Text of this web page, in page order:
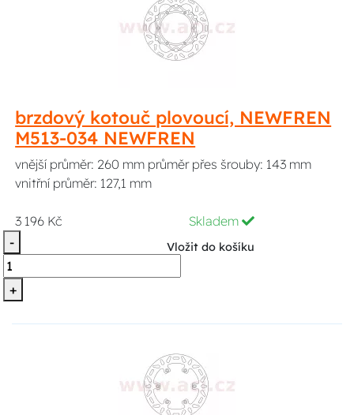
brzdový kotouč plovoucí, NEWFREN
M513-034 NEWFREN
vnější průměr: 260 mm průměr přes šrouby: 143 mm
vnitřní průměr: 127,1 mm
3 196 Kč
Skladem
-
+
Vložit do košíku